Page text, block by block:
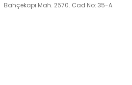
Bahçekapı Mah. 2570. Cad No: 35-A